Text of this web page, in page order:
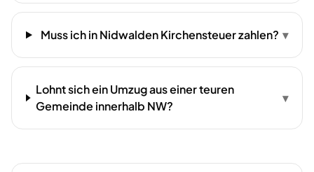
Muss ich in Nidwalden Kirchensteuer zahlen? ▾
Lohnt sich ein Umzug aus einer teuren
Gemeinde innerhalb NW?
▾